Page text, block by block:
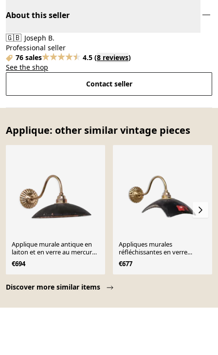
About this seller
🇬🇧 Joseph B.
Professional seller
76 sales
4.5 (8 reviews)
See the shop
Contact seller
Applique: other similar vintage pieces
Discover more similar items
Applique murale antique en
laiton et en verre au mercure
(19 disponibles)
€694
Appliques murales
réfléchissantes en verre
réfléchissant au mercure et en
laiton (35 disponibles)
€677